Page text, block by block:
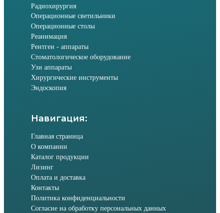
Радиохирургия
Операционные светильники
Операционные столы
Реанимация
Рентген - аппараты
Стоматологическое оборудование
Узи аппараты
Хирургические инструменты
Эндоскопия
Навигация:
Главная страница
О компании
Каталог продукции
Лизинг
Оплата и доставка
Контакты
Политика конфиденциальности
Согласие на обработку персональных данных